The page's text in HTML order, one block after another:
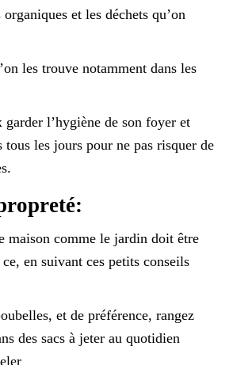
et les déchets qu’on
les trouve notamment dans les
l’hygiène de son foyer et
les jours pour ne pas risquer de
maison comme le jardin doit être
en suivant ces petits conseils
et de préférence, rangez
des sacs à jeter au quotidien